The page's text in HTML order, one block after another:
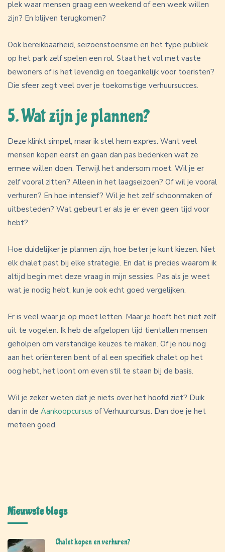
plek waar mensen graag een weekend of een week willen
zijn? En blijven terugkomen?
Ook bereikbaarheid, seizoenstoerisme en het type publiek
op het park zelf spelen een rol. Staat het vol met vaste
bewoners of is het levendig en toegankelijk voor toeristen?
Die sfeer zegt veel over je toekomstige verhuursucces.
5. Wat zijn je plannen?
Deze klinkt simpel, maar ik stel hem expres. Want veel
mensen kopen eerst en gaan dan pas bedenken wat ze
ermee willen doen. Terwijl het andersom moet. Wil je er
zelf vooral zitten? Alleen in het laagseizoen? Of wil je vooral
verhuren? En hoe intensief? Wil je het zelf schoonmaken of
uitbesteden? Wat gebeurt er als je er even geen tijd voor
hebt?
Hoe duidelijker je plannen zijn, hoe beter je kunt kiezen. Niet
elk chalet past bij elke strategie. En dat is precies waarom ik
altijd begin met deze vraag in mijn sessies. Pas als je weet
wat je nodig hebt, kun je ook echt goed vergelijken.
Er is veel waar je op moet letten. Maar je hoeft het niet zelf
uit te vogelen. Ik heb de afgelopen tijd tientallen mensen
geholpen om verstandige keuzes te maken. Of je nou nog
aan het oriënteren bent of al een specifiek chalet op het
oog hebt, het loont om even stil te staan bij de basis.
Wil je zeker weten dat je niets over het hoofd ziet? Duik
dan in de Aankoopcursus of Verhuurcursus. Dan doe je het
meteen goed.
Nieuwste blogs
Chalet kopen en verhuren?